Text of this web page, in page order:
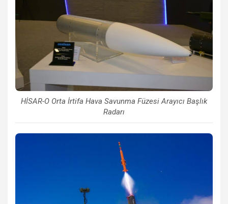
HİSAR-O Orta İrtifa Hava Savunma Füzesi Arayıcı Başlık
Radarı